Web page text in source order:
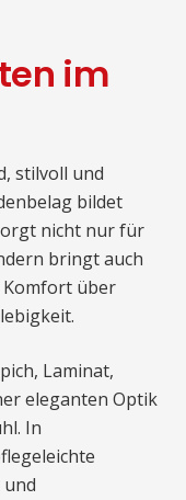
im
stilvoll und
bildet
nicht nur für
bringt auch
Komfort über
Laminat,
eleganten Optik
In